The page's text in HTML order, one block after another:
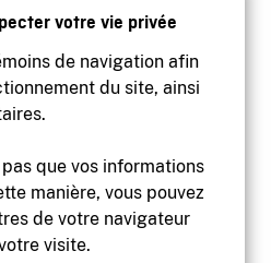
votre vie privée
de navigation afin
du site, ainsi
que vos informations
manière, vous pouvez
de votre navigateur
visite.